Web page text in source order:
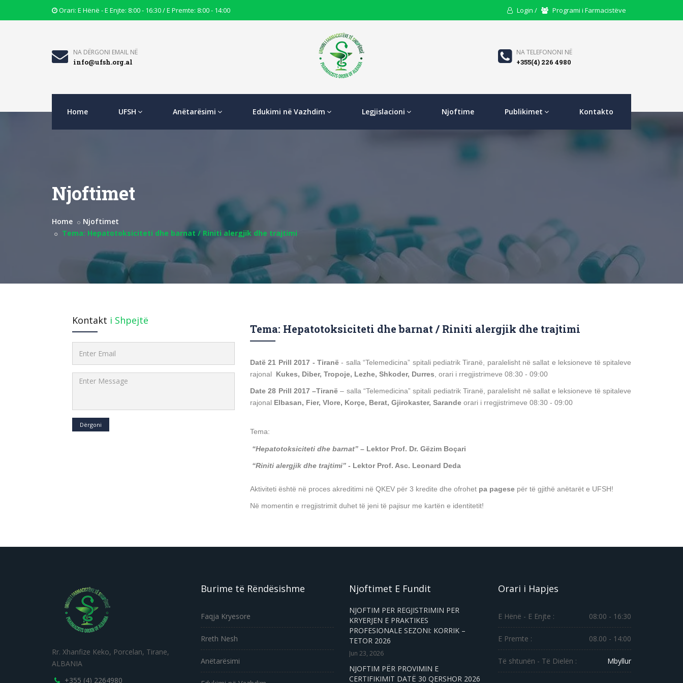
Opening
Icon
Orari: E Hënë - E Enjte: 8:00 - 16:30 / E Premte: 8:00 - 14:00 User
Login / Users
Programi i Farmacistëve
Email
Icon
NA DËRGONI EMAIL NË
info@ufsh.org.al
Phone
Icon
NA TELEFONONI NË
+355(4) 226 4980
Home UFSH Anëtarësimi Edukimi në Vazhdim Legjislacioni Njoftime Publikimet Kontakto
Njoftimet
Home
Njoftimet
Tema: Hepatotoksiciteti dhe barnat / Riniti alergjik dhe trajtimi
Tema: Hepatotoksiciteti dhe barnat / Riniti alergjik dhe trajtimi
Datë 21 Prill 2017 - Tiranë - salla “Telemedicina” spitali pediatrik Tiranë, paralelisht në sallat e leksioneve të spitaleve
rajonal
Kukes, Diber, Tropoje, Lezhe, Shkoder, Durres , orari i rregjistrimeve 08:30 - 09:00
Date 28 Prill 2017 –Tiranë – salla“Telemedicina” spitali pediatrik Tiranë, paralelisht në sallat e leksioneve të spitaleve
rajonal Elbasan, Fier, Vlore, Korçe, Berat, Gjirokaster, Sarande orari i rregjistrimeve 08:30 - 09:00
Tema:
“Hepatotoksiciteti dhe barnat” – LektorProf. Dr. Gëzim Boçari
“Riniti alergjik dhe trajtimi” - LektorProf. Asc. Leonard Deda
Aktiviteti është në proces akreditimi në QKEV për 3 kredite dhe ofrohet pa pagese për të gjithë anëtarët e UFSH!
Në momentin e rregjistrimit duhet të jeni të pajisur me kartën e identitetit!
Kontakt i Shpejtë
Dërgoni
Rr. Xhanfize Keko, Porcelan, Tirane,
ALBANIA
+355 (4) 2264980
Burime të Rëndësishme
Faqja Kryesore
Rreth Nesh
Anëtarësimi
Njoftimet E Fundit
NJOFTIM PER REGJISTRIMIN PER
KRYERJEN E PRAKTIKES
PROFESIONALE SEZONI: KORRIK –
TETOR 2026
Jun 23, 2026
NJOFTIM PËR PROVIMIN E
CERTIFIKIMIT DATË 30 QERSHOR 2026
Orari i Hapjes
E Hënë - E Enjte : 08:00 - 16:30
E Premte : 08.00 - 14:00
Të shtunën - Të Dielën : Mbyllur